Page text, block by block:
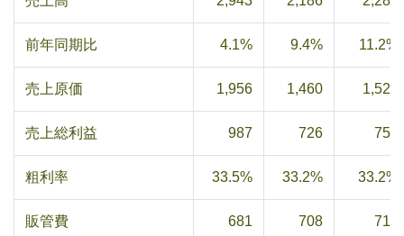
前年同期比 4.1% 9.4% 11.2%
売上原価 1,956 1,460 1,522
売上総利益 987 726 758
粗利率 33.5% 33.2% 33.2%
販管費 681 708 713